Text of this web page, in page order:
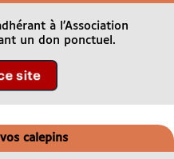
à l’Association
un don ponctuel.
calepins